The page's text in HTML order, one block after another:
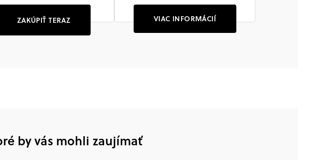
ZAKÚPIŤ TERAZ VIAC INFORMÁCIÍ
by vás mohli zaujímať